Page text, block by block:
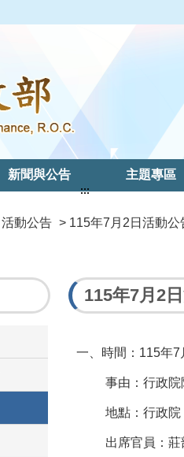
新聞與公告 主題專區
活動公告 > 115年7月2日活動公
:::
115年7月2
一、時間： 115年7
事由：行政院
地點：行政院
出席官員：莊